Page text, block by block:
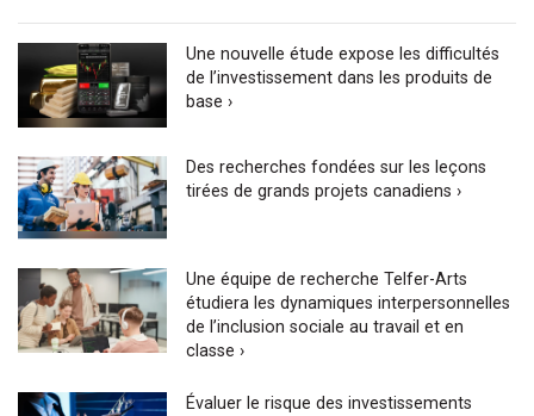
Une nouvelle étude expose les difficultés
de l’investissement dans les produits de
base ›
Des recherches fondées sur les leçons
tirées de grands projets canadiens ›
Une équipe de recherche Telfer-Arts
étudiera les dynamiques interpersonnelles
de l’inclusion sociale au travail et en
classe ›
Évaluer le risque des investissements